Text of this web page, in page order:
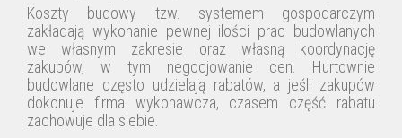
Koszty budowy tzw. systemem gospodarczym
zakładają wykonanie pewnej ilości prac budowlanych
we własnym zakresie oraz własną koordynację
zakupów, w tym negocjowanie cen. Hurtownie
budowlane często udzielają rabatów, a jeśli zakupów
dokonuje firma wykonawcza, czasem część rabatu
zachowuje dla siebie.